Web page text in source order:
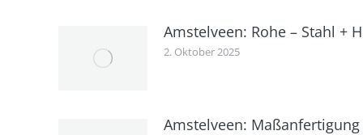
Amstelveen: Rohe – Stahl +
2. Oktober 2025
Amstelveen: